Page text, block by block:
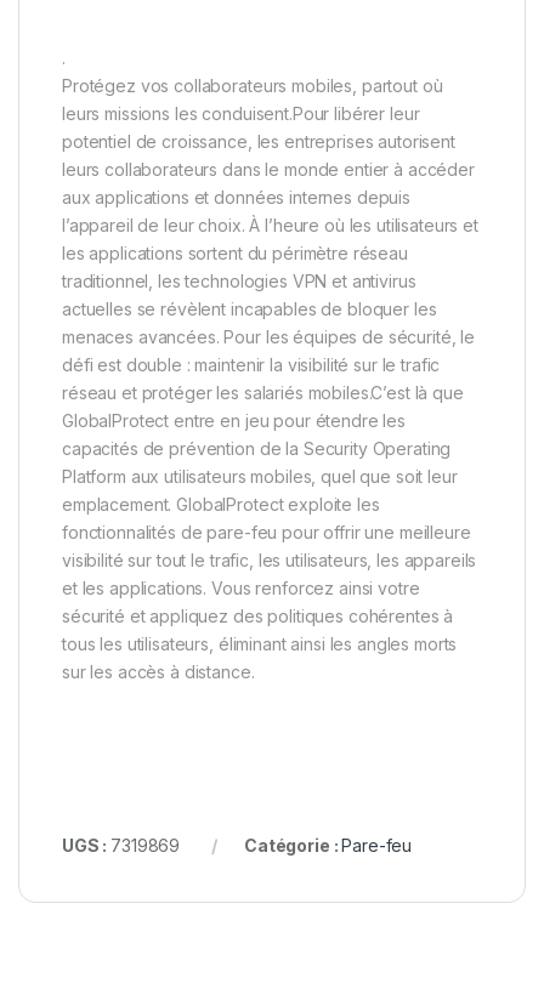
.
Protégez vos collaborateurs mobiles, partout où
leurs missions les conduisent.Pour libérer leur
potentiel de croissance, les entreprises autorisent
leurs collaborateurs dans le monde entier à accéder
aux applications et données internes depuis
l’appareil de leur choix. À l’heure où les utilisateurs et
les applications sortent du périmètre réseau
traditionnel, les technologies VPN et antivirus
actuelles se révèlent incapables de bloquer les
menaces avancées. Pour les équipes de sécurité, le
défi est double : maintenir la visibilité sur le trafic
réseau et protéger les salariés mobiles.C’est là que
GlobalProtect entre en jeu pour étendre les
capacités de prévention de la Security Operating
Platform aux utilisateurs mobiles, quel que soit leur
emplacement. GlobalProtect exploite les
fonctionnalités de pare-feu pour offrir une meilleure
visibilité sur tout le trafic, les utilisateurs, les appareils
et les applications. Vous renforcez ainsi votre
sécurité et appliquez des politiques cohérentes à
tous les utilisateurs, éliminant ainsi les angles morts
sur les accès à distance.
UGS : 7319869 Catégorie :Pare-feu